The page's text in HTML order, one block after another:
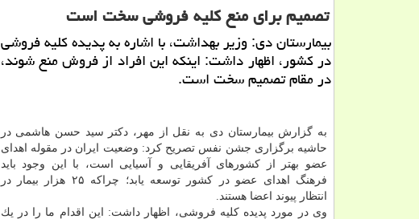
تصمیم برای منع كلیه فروشی سخت است
بیمارستان دی: وزیر بهداشت، با اشاره به پدیده كلیه فروشی
در كشور، اظهار داشت: اینكه این افراد از فروش منع شوند،
در مقام تصمیم سخت است.
به گزارش بیمارستان دی به نقل از مهر، دكتر سید حسن هاشمی در
حاشیه برگزاری جشن نفس تصریح كرد: وضعیت ایران در مقوله اهدای
عضو بهتر از كشورهای آفریقایی و آسیایی است، با این وجود باید
فرهنگ اهدای عضو در كشور توسعه یابد؛ چراكه ۲۵ هزار بیمار در
انتظار پیوند اعضا هستند.
وی در مورد پدیده كلیه فروشی، اظهار داشت: این اقدام ما را در یك